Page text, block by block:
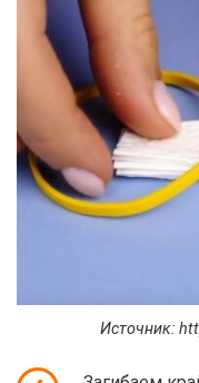
Источник: